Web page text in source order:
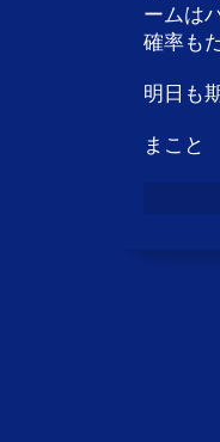
ームは
確率も
明日も
まこと